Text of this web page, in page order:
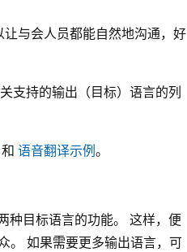
与会人员都能自然地沟通，好
支持的输出（目标）语言的列
和 语音翻译示例。
种目标语言的功能。 这样，便
。 如果需要更多输出语言，可